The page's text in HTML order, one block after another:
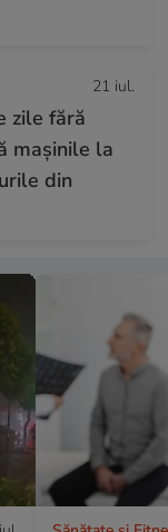
21 iul.
zile fără
mașinile la
din